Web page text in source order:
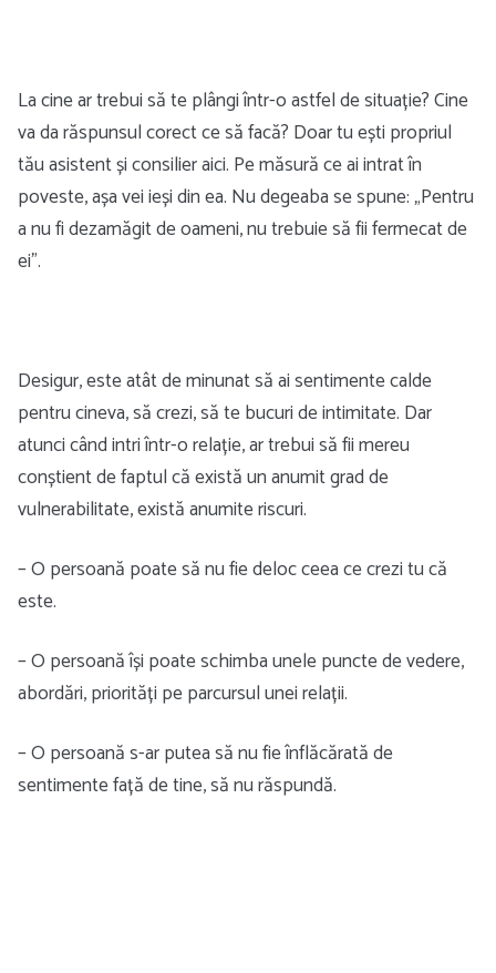
La cine ar trebui să te plângi într-o astfel de situație? Cine
va da răspunsul corect ce să facă? Doar tu ești propriul
tău asistent și consilier aici. Pe măsură ce ai intrat în
poveste, așa vei ieși din ea. Nu degeaba se spune: „Pentru
a nu fi dezamăgit de oameni, nu trebuie să fii fermecat de
ei”.
Desigur, este atât de minunat să ai sentimente calde
pentru cineva, să crezi, să te bucuri de intimitate. Dar
atunci când intri într-o relație, ar trebui să fii mereu
conștient de faptul că există un anumit grad de
vulnerabilitate, există anumite riscuri.
– O persoană poate să nu fie deloc ceea ce crezi tu că
este.
– O persoană își poate schimba unele puncte de vedere,
abordări, priorități pe parcursul unei relații.
– O persoană s-ar putea să nu fie înflăcărată de
sentimente față de tine, să nu răspundă.